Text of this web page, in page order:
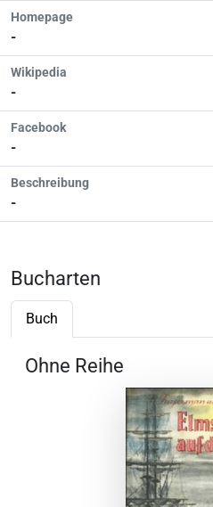
Homepage
-
Wikipedia
-
Facebook
-
Beschreibung
-
Bucharten
Buch
Ohne Reihe